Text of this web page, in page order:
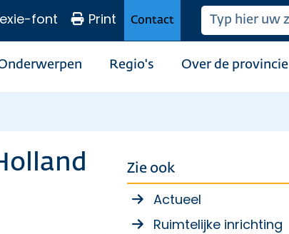
font Print Contact
Regio's Over de provincie
Zie ook
Actueel
Ruimtelijke inrichting